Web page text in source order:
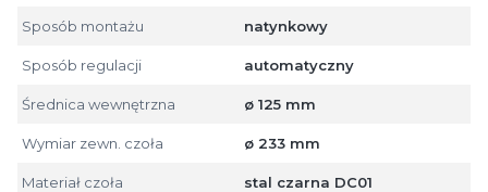
Sposób montażu natynkowy
Sposób regulacji automatyczny
Średnica wewnętrzna ø 125 mm
Wymiar zewn. czoła ø 233 mm
Materiał czoła stal czarna DC01